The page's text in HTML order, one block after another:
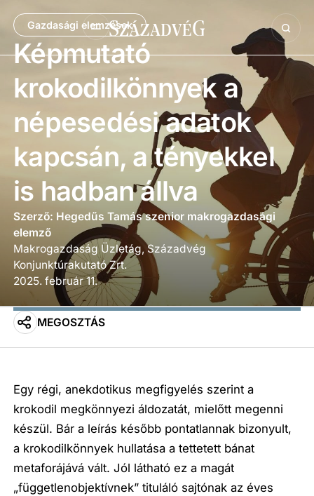
Gazdasági elemzések
Képmutató
krokodilkönnyek a
népesedési adatok
kapcsán, a tényekkel
is hadban állva
Szerző: Hegedűs Tamás szenior makrogazdasági
elemző
Makrogazdaság Üzletág, Századvég
Konjunktúrakutató Zrt.
2025. február 11.
MEGOSZTÁS
Egy régi, anekdotikus megfigyelés szerint a
krokodil megkönnyezi áldozatát, mielőtt megenni
készül. Bár a leírás később pontatlannak bizonyult,
a krokodilkönnyek hullatása a tettetett bánat
metaforájává vált. Jól látható ez a magát
„függetlenobjektívnek” tituláló sajtónak az éves